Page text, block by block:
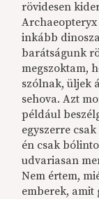
rövidesen
inkább
barátságunk
megszoktam,
szólnak, üljek
sehova. Azt
például
egyszerre
én csak
udvariasan
Nem értem,
emberek, amit